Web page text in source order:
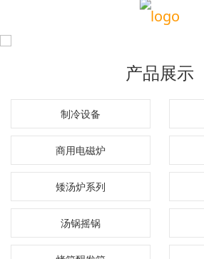
产品展示
制冷设备
商用电磁炉
矮汤炉系列
汤锅摇锅